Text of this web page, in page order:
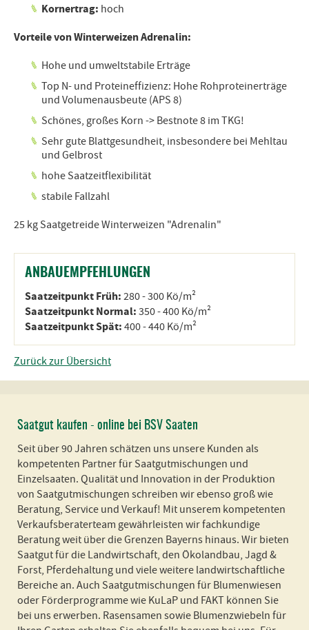
Kornertrag: hoch
Vorteile von Winterweizen Adrenalin:
Hohe und umweltstabile Erträge
Top N- und Proteineffizienz: Hohe Rohproteinerträge
und Volumenausbeute (APS 8)
Schönes, großes Korn -> Bestnote 8 im TKG!
Sehr gute Blattgesundheit, insbesondere bei Mehltau
und Gelbrost
hohe Saatzeitflexibilität
stabile Fallzahl
25 kg Saatgetreide Winterweizen "Adrenalin"
ANBAUEMPFEHLUNGEN
Saatzeitpunkt Früh: 280 - 300 Kö/m²
Saatzeitpunkt Normal: 350 - 400 Kö/m²
Saatzeitpunkt Spät: 400 - 440 Kö/m²
Zurück zur Übersicht
Saatgut kaufen - online bei BSV Saaten
Seit über 90 Jahren schätzen uns unsere Kunden als
kompetenten Partner für Saatgutmischungen und
Einzelsaaten. Qualität und Innovation in der Produktion
von Saatgutmischungen schreiben wir ebenso groß wie
Beratung, Service und Verkauf! Mit unserem kompetenten
Verkaufsberaterteam gewährleisten wir fachkundige
Beratung weit über die Grenzen Bayerns hinaus. Wir bieten
Saatgut für die Landwirtschaft, den Ökolandbau, Jagd &
Forst, Pferdehaltung und viele weitere landwirtschaftliche
Bereiche an. Auch Saatgutmischungen für Blumenwiesen
oder Förderprogramme wie KuLaP und FAKT können Sie
bei uns erwerben. Rasensamen sowie Blumenzwiebeln für